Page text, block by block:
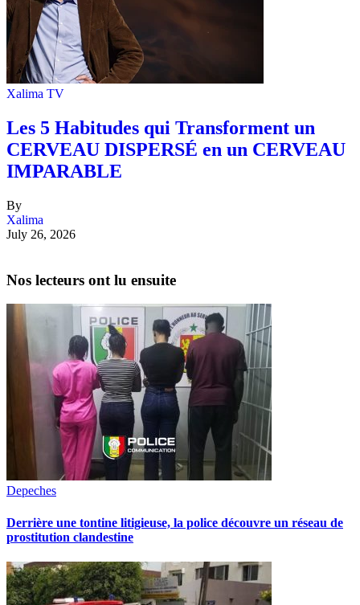
Xalima TV
Les 5 Habitudes qui Transforment un
CERVEAU DISPERSÉ en un CERVEAU
IMPARABLE
By
Xalima
July 26, 2026
Nos lecteurs ont lu ensuite
Depeches
Derrière une tontine litigieuse, la police découvre un réseau de
prostitution clandestine